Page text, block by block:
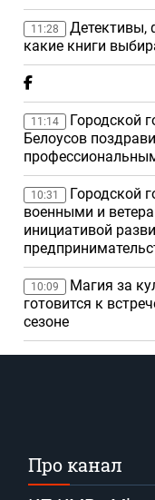
11:28
Детективы,
какие книги
11:14
Городской
Белоусов
10:31
Городской
военными и
инициативой
10:09
Магия за
готовится к
сезоне
Про канал